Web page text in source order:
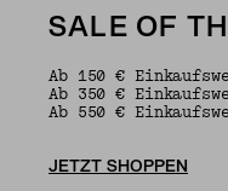
SALE OF
Ab 150 €
Ab 350 €
Ab 550 €
JETZT SHOPPEN